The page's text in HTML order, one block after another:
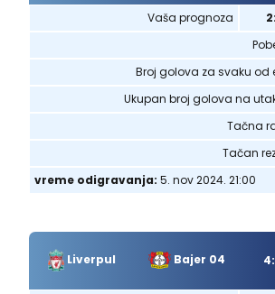
Vaša prognoza
Broj golova za svaku od
Ukupan broj golova na
Tačna
Tačan
vreme odigravanja: 5. nov 2024. 21:00
Liverpul Bajer 04